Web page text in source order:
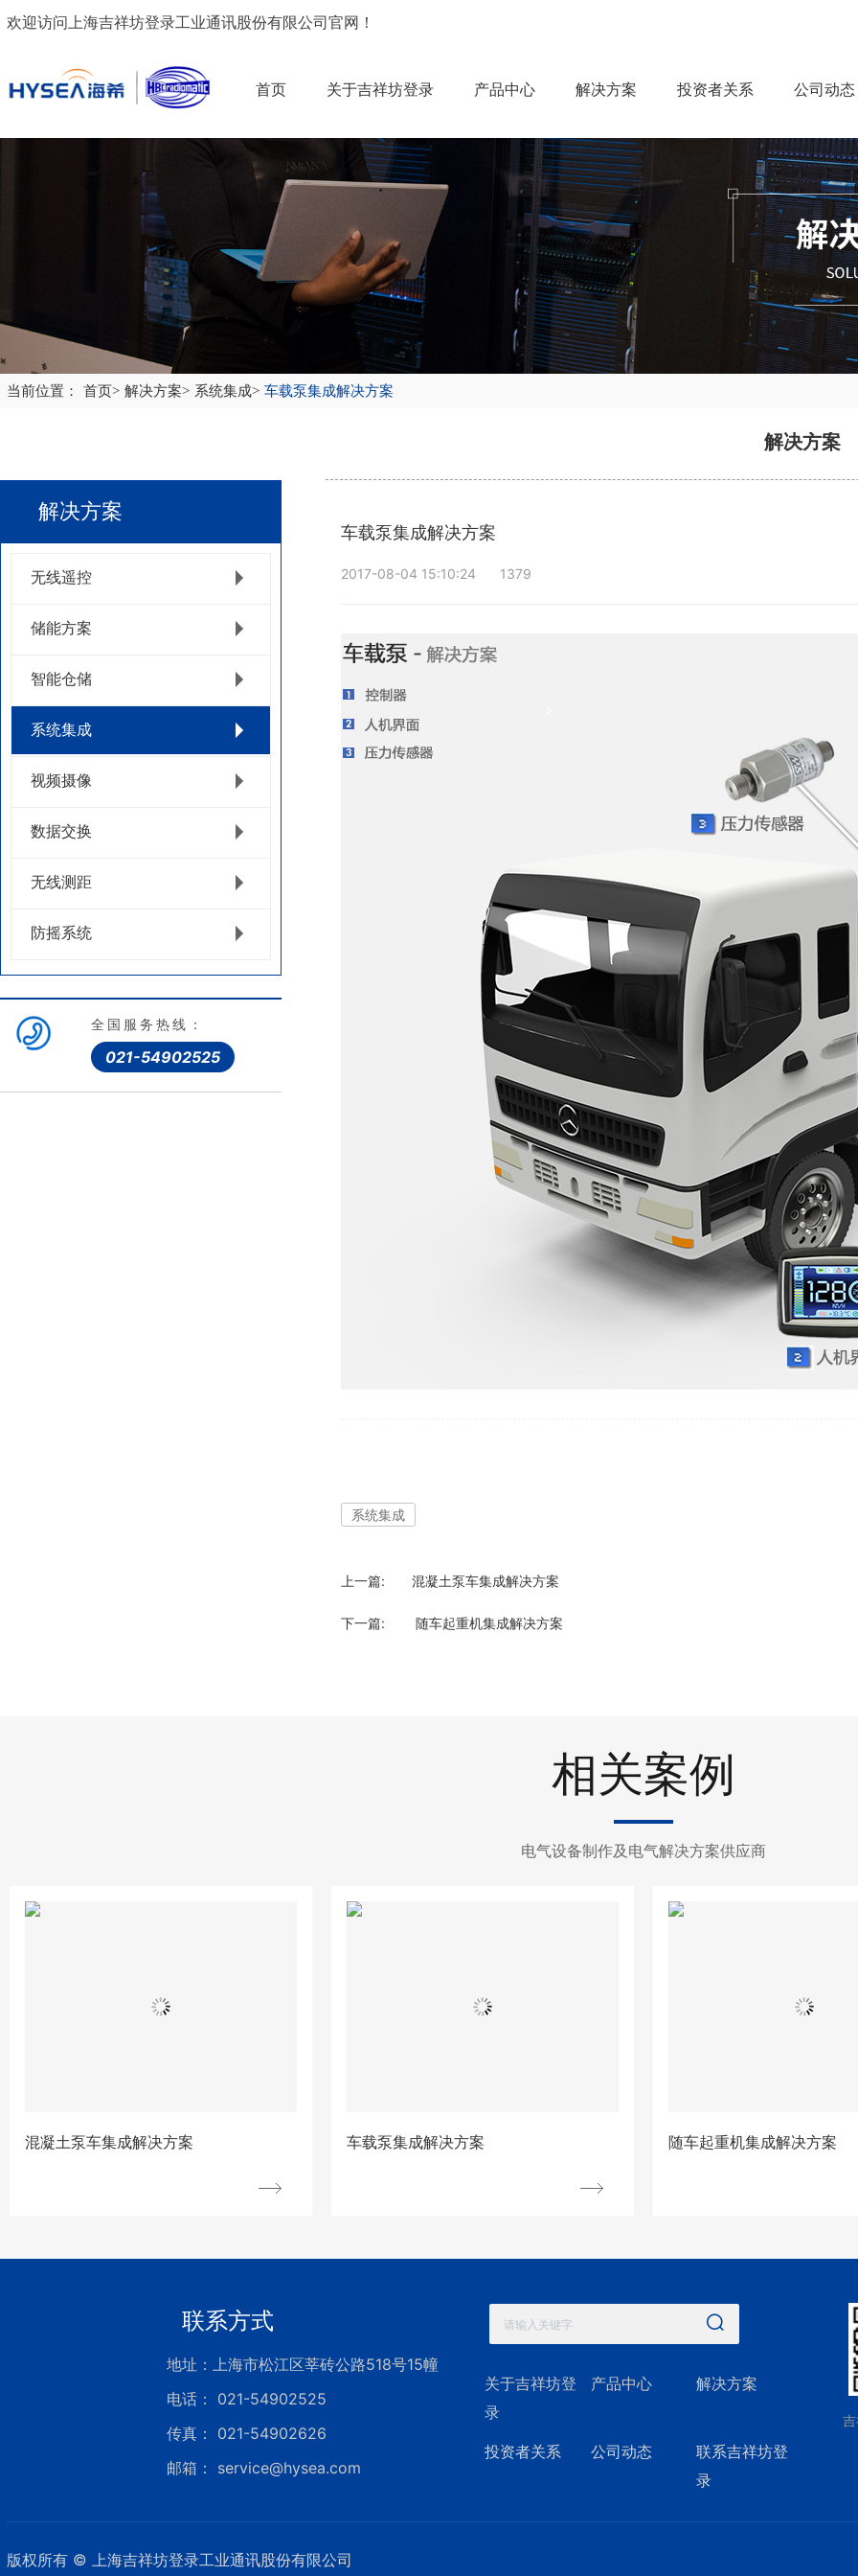
欢迎访问上海吉祥坊登录工业通讯股份有限公司官网！
首页 关于吉祥坊登录 产品中心 解决方案 投资者关系 公司动态
当前位置： 首页> 解决方案> 系统集成> 车载泵集成解决方案
解决方案
解决方案
无线遥控
储能方案
智能仓储
系统集成
视频摄像
数据交换
无线测距
防摇系统
全国服务热线：
021-54902525
车载泵集成解决方案
2017-08-04 15:10:24 1379
系统集成
上一篇: 混凝土泵车集成解决方案
下一篇: 随车起重机集成解决方案
相关案例
电气设备制作及电气解决方案供应商
混凝土泵车集成解决方案 车载泵集成解决方案 随车起重机集成解决方案
联系方式
地址：上海市松江区莘砖公路518号15幢
电话： 021-54902525
传真： 021-54902626
邮箱： service@hysea.com
清空记录
历史记录
清空记录
关于吉祥坊登
录
产品中心 解决方案
投资者关系 公司动态
联系吉祥坊登
录
版权所有 © 上海吉祥坊登录工业通讯股份有限公司